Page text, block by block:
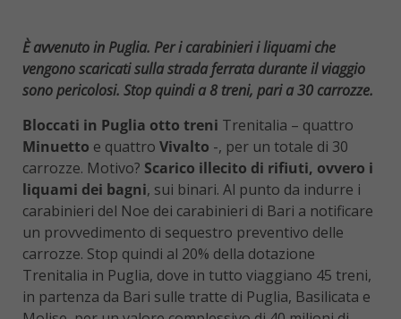
È avvenuto in Puglia. Per i carabinieri i liquami che
vengono scaricati sulla strada ferrata durante il viaggio
sono pericolosi. Stop quindi a 8 treni, pari a 30 carrozze.
Bloccati in Puglia otto treni Trenitalia – quattro
Minuetto e quattro Vivalto -, per un totale di 30
carrozze. Motivo? Scarico illecito di rifiuti, ovvero i
liquami dei bagni, sui binari. Al punto da indurre i
carabinieri del Noe dei carabinieri di Bari a notificare
un provvedimento di sequestro preventivo delle
carrozze. Stop quindi al 20% della dotazione
Trenitalia in Puglia, dove in tutto viaggiano 45 treni,
in partenza da Bari sulle tratte di Puglia, Basilicata e